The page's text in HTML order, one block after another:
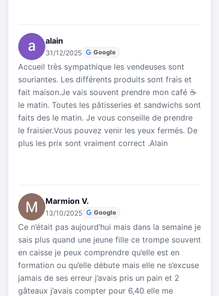
alain
31/12/2025 Google
Accueil très sympathique les vendeuses sont
souriantes. Les différents produits sont frais et
fait maison.Je vais souvent prendre mon café ☕️
le matin. Toutes les pâtisseries et sandwichs sont
faits des le matin. Je vous conseille de prendre
le fraisier.Vous pouvez venir les yeux fermés. De
plus les prix sont vraiment correct .Alain
Marmion V.
13/10/2025 Google
Ce n’était pas aujourd’hui mais dans la semaine je
sais plus quand une jeune fille ce trompe souvent
en caisse je peux comprendre qu’elle est en
formation ou qu’elle débute mais elle ne s’excuse
jamais de ses erreur j’avais pris un pain et 2
gâteaux j’avais compter pour 6,40 elle me